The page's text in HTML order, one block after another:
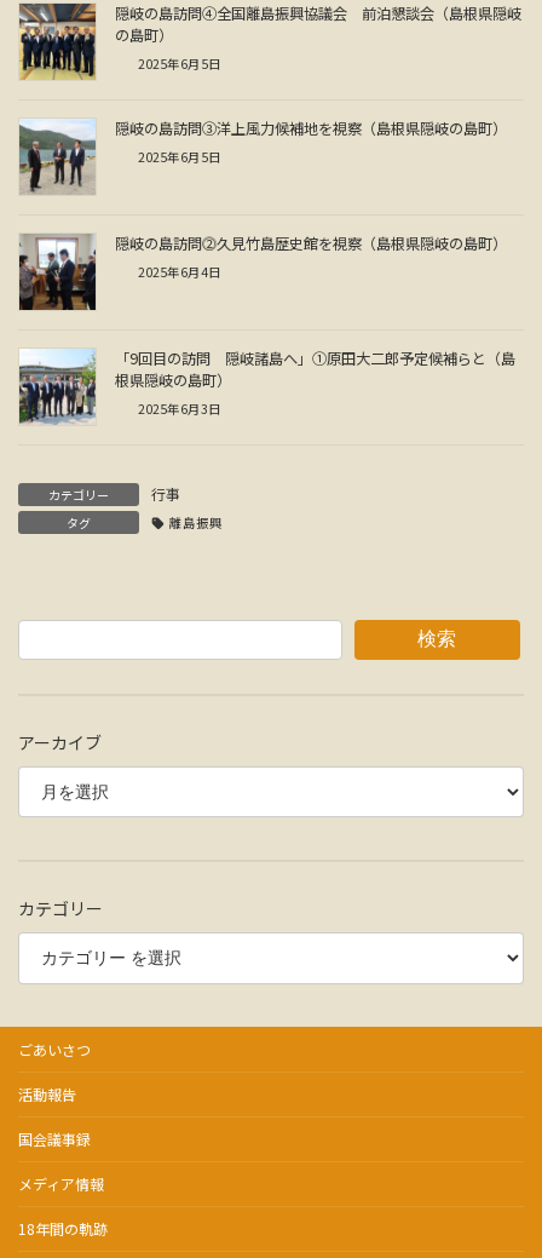
隠岐の島訪問④全国離島振興協議会 前泊懇談会（島根県隠岐
の島町）
2025年6月5日
隠岐の島訪問③洋上風力候補地を視察（島根県隠岐の島町）
2025年6月5日
隠岐の島訪問⓶久見竹島歴史館を視察（島根県隠岐の島町）
2025年6月4日
「9回目の訪問 隠岐諸島へ」①原田大二郎予定候補らと（島
根県隠岐の島町）
2025年6月3日
カテゴリー 行事
タグ 離島振興
検索
アーカイブ
カテゴリー
ごあいさつ
活動報告
国会議事録
メディア情報
18年間の軌跡